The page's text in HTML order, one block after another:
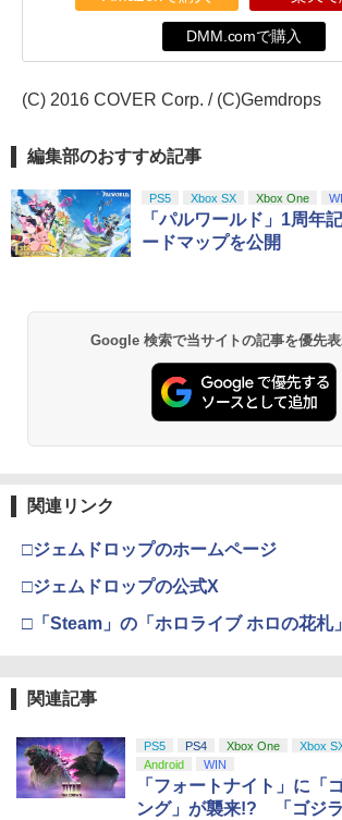
DMM.comで購入
(C) 2016 COVER Corp. / (C)Gemdrops
編集部のおすすめ記事
PS5 Xbox SX Xbox One
「パルワールド」1周年
ードマップを公開
Google 検索で当サイトの記事を優先
関連リンク
□ジェムドロップのホームページ
□ジェムドロップの公式X
□「Steam」の「ホロライブ ホロの花札
関連記事
PS5 PS4 Xbox One Xbox
Android
WIN
「フォートナイト」に「
ング」が襲来!? 「ゴジ